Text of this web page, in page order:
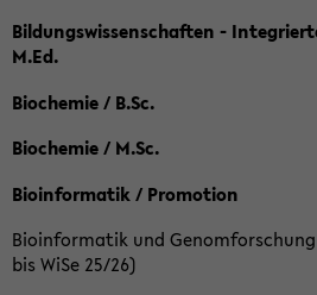
Bildungswissenschaften -
M.Ed.
Biochemie / B.Sc.
Biochemie / M.Sc.
Bioinformatik / Promotion
Bioinformatik und
bis WiSe 25/26)